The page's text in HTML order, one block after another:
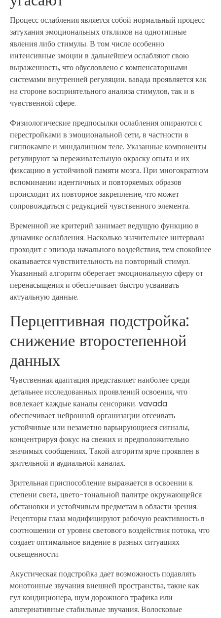
Процесс ослабления является собой нормальный процесс
затухания эмоциональных откликов на однотипные
явления либо стимулы. В том числе особенно
интенсивные эмоции в дальнейшем ослабляют свою
выраженность, что обусловлено с компенсаторными
системами внутренней регуляции. вавада проявляется как
на стороне восприятельного анализа стимулов, так и в
чувственной сфере.
Физиологические предпосылки ослабления опираются с
перестройками в эмоциональной сети, в частности в
гиппокампе и миндалинном теле. Указанные компоненты
регулируют за переживательную окраску опыта и их
фиксацию в устойчивой памяти мозга. При многократном
вспоминании идентичных и повторяемых образов
происходит их повторное закрепление, что может
сопровождаться с редукцией чувственного элемента.
Временной же критерий занимает ведущую функцию в
динамике ослабления. Насколько значительнее интервала
проходит с эпизода начального воздействия, тем спокойнее
оказывается чувствительность на повторный стимул.
Указанный алгоритм оберегает эмоциональную сферу от
перенасыщения и обеспечивает быстро усваивать
актуальную данные.
Перцептивная подстройка:
снижение второстепенной
данных
Чувственная адаптация представляет наиболее среди
детальнее исследованных проявлений освоения, что
вовлекает каждые каналы сенсорики. vavada
обеспечивает нейронной организации отсеивать
устойчивые или незаметно варьирующиеся сигналы,
концентрируя фокус на свежих и предположительно
значимых сообщениях. Такой алгоритм ярче проявлен в
зрительной и аудиальной каналах.
Зрительная приспособление выражается в освоении к
степени света, цвето-тональной палитре окружающейся
обстановки и устойчивым предметам в области зрения.
Рецепторы глаза модифицируют рабочую реактивность в
соотношении от уровня светового воздействия потока, что
создает оптимальное видение в разных ситуациях
освещенности.
Акустическая подстройка дает возможность подавлять
монотонные звучания внешней пространства, такие как
гул кондиционера, шум дорожного трафика или
альтернативные стабильные звучания. Волосковые